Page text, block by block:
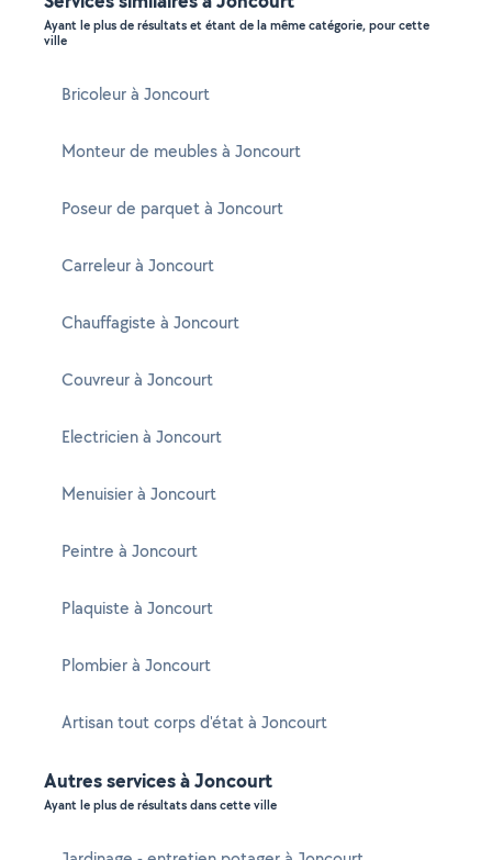
Ayant le plus de résultats et étant de la même catégorie, pour cette
ville
Bricoleur à Joncourt
Monteur de meubles à Joncourt
Poseur de parquet à Joncourt
Carreleur à Joncourt
Chauffagiste à Joncourt
Couvreur à Joncourt
Electricien à Joncourt
Menuisier à Joncourt
Peintre à Joncourt
Plaquiste à Joncourt
Plombier à Joncourt
Artisan tout corps d'état à Joncourt
Autres services à Joncourt
Ayant le plus de résultats dans cette ville